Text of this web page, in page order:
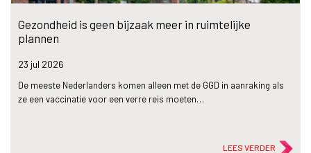
Gezondheid is geen bijzaak meer in ruimtelijke
plannen
23 jul 2026
De meeste Nederlanders komen alleen met de GGD in aanraking als
ze een vaccinatie voor een verre reis moeten…
LEES VERDER